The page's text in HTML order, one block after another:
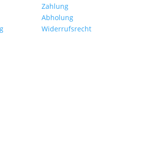
Zahlung
Abholung
Widerrufsrecht